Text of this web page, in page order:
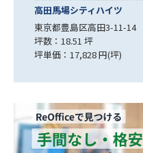
恩田ビル
東京都豊島区西池袋1-25-1
坪数：11.13 坪
坪単価：16,000 円(坪)